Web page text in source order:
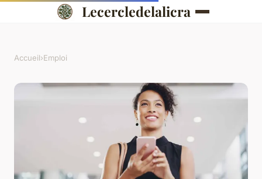
Lecercledelalicra
Accueil›Emploi